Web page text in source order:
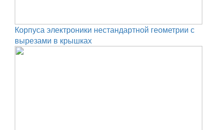
Корпуса электроники нестандартной геометрии с
вырезами в крышках